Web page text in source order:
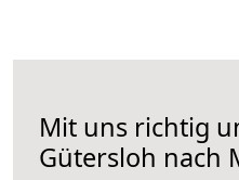
Mit uns richtig
Gütersloh nach